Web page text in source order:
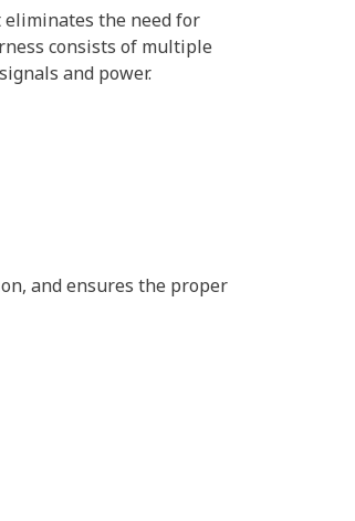
the need for
consists of multiple
and power.
and ensures the proper